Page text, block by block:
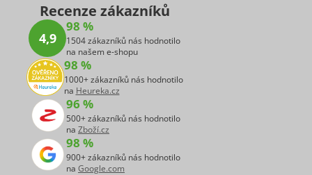
Recenze zákazníků
4,9
98 %
1504 zákazníků nás hodnotilo
na našem e-shopu
98 %
1000+ zákazníků nás hodnotilo
na Heureka.cz
96 %
500+ zákazníků nás hodnotilo
na Zboží.cz
98 %
900+ zákazníků nás hodnotilo
na Google.com